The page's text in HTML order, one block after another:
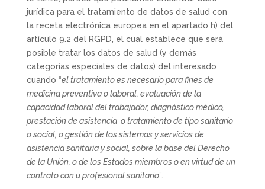
jurídica para el tratamiento de datos de salud con
la receta electrónica europea en el apartado h) del
artículo 9.2 del RGPD, el cual establece que será
posible tratar los datos de salud (y demás
categorías especiales de datos) del interesado
cuando “el tratamiento es necesario para fines de
medicina preventiva o laboral, evaluación de la
capacidad laboral del trabajador, diagnóstico médico,
prestación de asistencia o tratamiento de tipo sanitario
o social, o gestión de los sistemas y servicios de
asistencia sanitaria y social, sobre la base del Derecho
de la Unión, o de los Estados miembros o en virtud de un
contrato con u profesional sanitario”.